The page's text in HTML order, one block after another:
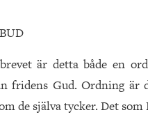
är detta både en
fridens Gud. Ordning
de själva tycker. Det som